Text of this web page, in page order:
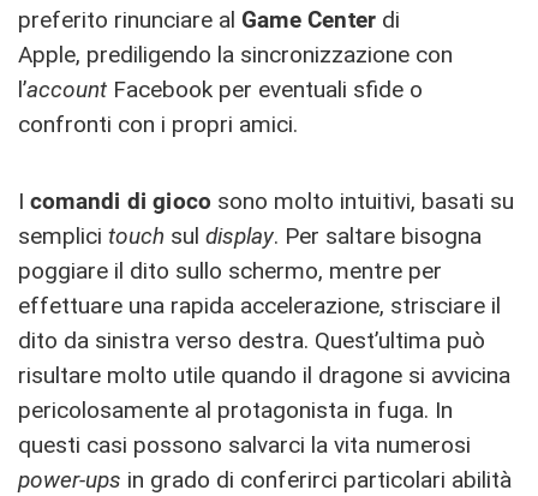
preferito rinunciare al Game Center di
Apple, prediligendo la sincronizzazione con
l’account Facebook per eventuali sfide o
confronti con i propri amici.
I comandi di gioco sono molto intuitivi, basati su
semplici touch sul display. Per saltare bisogna
poggiare il dito sullo schermo, mentre per
effettuare una rapida accelerazione, strisciare il
dito da sinistra verso destra. Quest’ultima può
risultare molto utile quando il dragone si avvicina
pericolosamente al protagonista in fuga. In
questi casi possono salvarci la vita numerosi
power-ups in grado di conferirci particolari abilità